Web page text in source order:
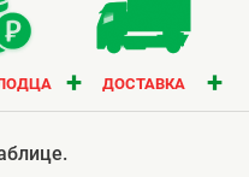
+ ДОСТАВКА +